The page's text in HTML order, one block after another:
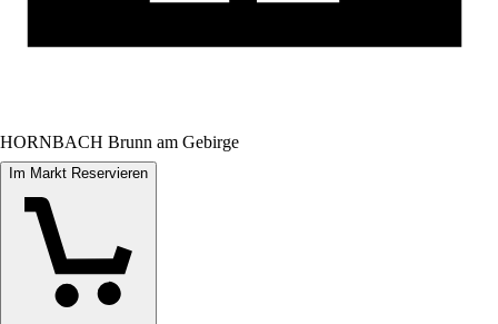
HORNBACH Brunn am Gebirge
Im Markt Reservieren